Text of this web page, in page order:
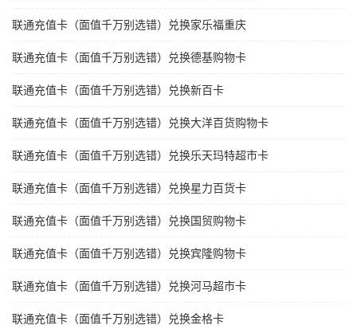
联通充值卡（面值千万别选错）兑换家乐福重庆
联通充值卡（面值千万别选错）兑换德基购物卡
联通充值卡（面值千万别选错）兑换新百卡
联通充值卡（面值千万别选错）兑换大洋百货购物卡
联通充值卡（面值千万别选错）兑换乐天玛特超市卡
联通充值卡（面值千万别选错）兑换星力百货卡
联通充值卡（面值千万别选错）兑换国贸购物卡
联通充值卡（面值千万别选错）兑换宾隆购物卡
联通充值卡（面值千万别选错）兑换河马超市卡
联通充值卡（面值千万别选错）兑换金格卡